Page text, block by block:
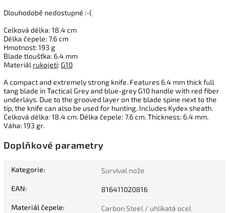
Dlouhodobě nedostupné :-(
Celková délka: 18.4 cm
Délka čepele: 7.6 cm
Hmotnost: 193 g
Blade tloušťka: 6.4 mm
Materiál rukojeti:G10
A compact and extremely strong knife. Features 6.4 mm thick full
tang blade in Tactical Grey and blue-grey G10 handle with red fiber
underlays. Due to the grooved layer on the blade spine next to the
tip, the knife can also be used for hunting. Includes Kydex sheath.
Celková délka: 18.4 cm. Délka čepele: 7.6 cm. Thickness: 6.4 mm.
Váha: 193 gr.
Doplňkové parametry
Kategorie: Survival nože
EAN: 816411020816
Materiál čepele: Carbon Steel / uhlíkatá ocel